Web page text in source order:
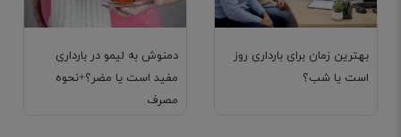
دمنوش به‌ لیمو در بارداری
مفید است یا مضر؟+نحوه
مصرف
بهترین زمان برای بارداری روز
است یا شب؟